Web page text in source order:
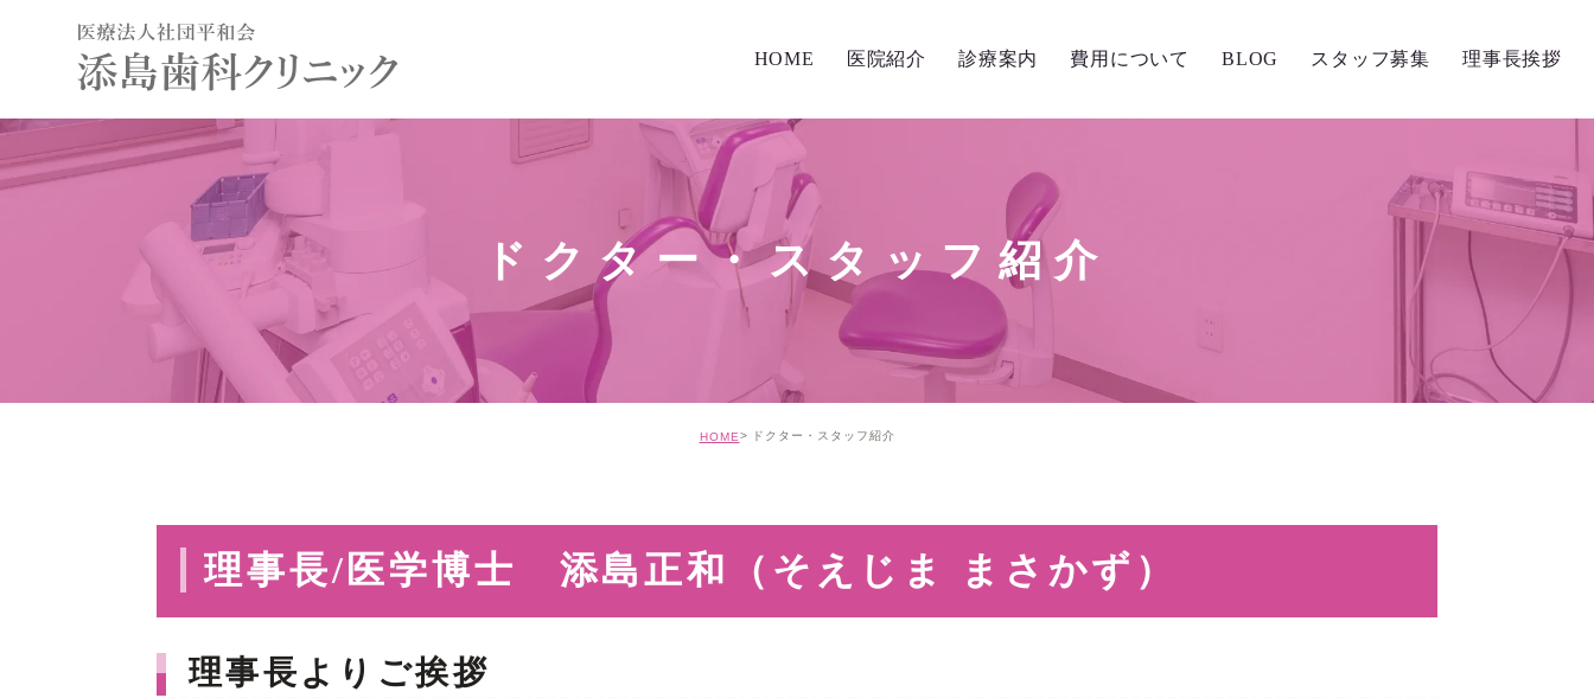
HOME 医院紹介
当院の特徴
診療コンセプト
院内環境について
医療機器について
衛生管理の取り組み
診療案内
総合歯科治療
審美治療
義歯
オーラルケアフレイル
費用について BLOG
子供の矯正・小児矯正
スタッフ募集 理事長挨拶
ドクター・スタッフ紹介
HOME ドクター・スタッフ紹介
理事長/医学博士 添島正和（そえじま まさかず）
理事長よりご挨拶